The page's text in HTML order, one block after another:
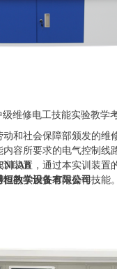
和社会保障部颁发的维
内容所要求的电气控制线
装置，通过本实训装置
程的实用技术与操作技能
恒教学设备有限公司